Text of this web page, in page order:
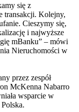
się z
transakcji. Kolejny,
Cieszymy się,
i najwyższe
mBanku” – mówi
Nieruchomości w
przez zespół
McKenna Nabarro
wsparcie w